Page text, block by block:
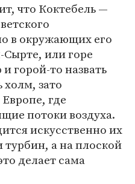
что Коктебель —
в окружающих его
Сырте, или горе
горой-то назвать
холм, зато
где
потоки воздуха.
искусственно их
а на плоской
делает сама